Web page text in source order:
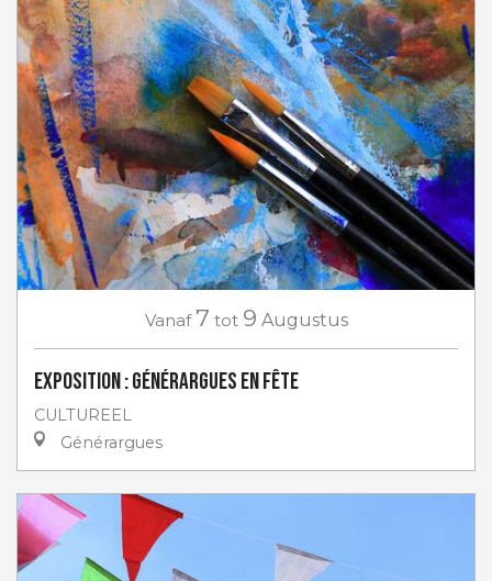
Vanaf 7 tot 9 Augustus
Exposition : Générargues en Fête
CULTUREEL
Générargues